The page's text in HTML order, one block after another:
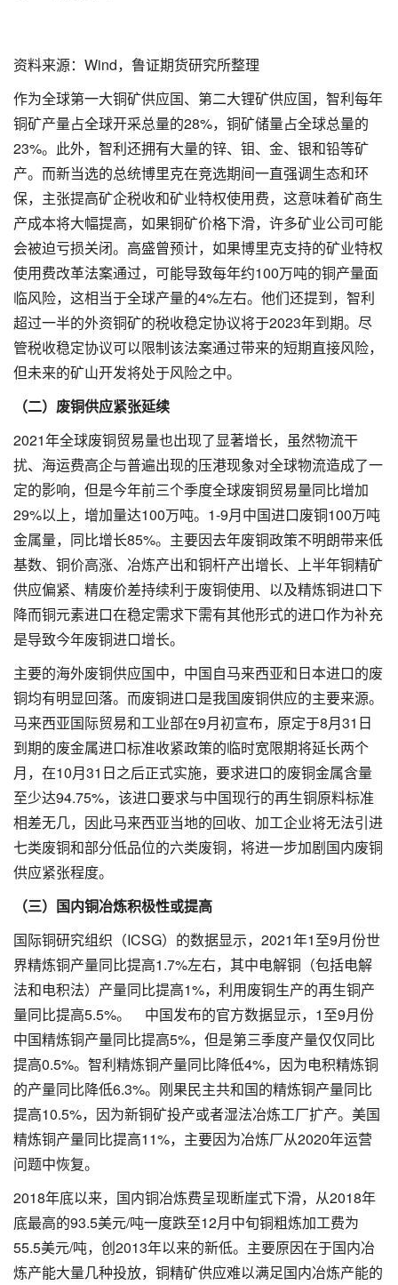
资料来源：Wind，鲁证期货研究所整理
作为全球第一大铜矿供应国、第二大锂矿供应国，智利每年
铜矿产量占全球开采总量的28%，铜矿储量占全球总量的
23%。此外，智利还拥有大量的锌、钼、金、银和铅等矿
产。而新当选的总统博里克在竞选期间一直强调生态和环
保，主张提高矿企税收和矿业特权使用费，这意味着矿商生
产成本将大幅提高，如果铜矿价格下滑，许多矿业公司可能
会被迫亏损关闭。高盛曾预计，如果博里克支持的矿业特权
使用费改革法案通过，可能导致每年约100万吨的铜产量面
临风险，这相当于全球产量的4%左右。他们还提到，智利
超过一半的外资铜矿的税收稳定协议将于2023年到期。尽
管税收稳定协议可以限制该法案通过带来的短期直接风险，
但未来的矿山开发将处于风险之中。
（二）废铜供应紧张延续
2021年全球废铜贸易量也出现了显著增长，虽然物流干
扰、海运费高企与普遍出现的压港现象对全球物流造成了一
定的影响，但是今年前三个季度全球废铜贸易量同比增加
29%以上，增加量达100万吨。1-9月中国进口废铜100万吨
金属量，同比增长85%。主要因去年废铜政策不明朗带来低
基数、铜价高涨、冶炼产出和铜杆产出增长、上半年铜精矿
供应偏紧、精废价差持续利于废铜使用、以及精炼铜进口下
降而铜元素进口在稳定需求下需有其他形式的进口作为补充
是导致今年废铜进口增长。
主要的海外废铜供应国中，中国自马来西亚和日本进口的废
铜均有明显回落。而废铜进口是我国废铜供应的主要来源。
马来西亚国际贸易和工业部在9月初宣布，原定于8月31日
到期的废金属进口标准收紧政策的临时宽限期将延长两个
月，在10月31日之后正式实施，要求进口的废铜金属含量
至少达94.75%，该进口要求与中国现行的再生铜原料标准
相差无几，因此马来西亚当地的回收、加工企业将无法引进
七类废铜和部分低品位的六类废铜，将进一步加剧国内废铜
供应紧张程度。
（三）国内铜冶炼积极性或提高
国际铜研究组织（ICSG）的数据显示，2021年1至9月份世
界精炼铜产量同比提高1.7%左右，其中电解铜（包括电解
法和电积法）产量同比提高1%，利用废铜生产的再生铜产
量同比提高5.5%。 中国发布的官方数据显示，1至9月份
中国精炼铜产量同比提高5%，但是第三季度产量仅仅同比
提高0.5%。智利精炼铜产量同比降低4%，因为电积精炼铜
的产量同比降低6.3%。刚果民主共和国的精炼铜产量同比
提高10.5%，因为新铜矿投产或者湿法冶炼工厂扩产。美国
精炼铜产量同比提高11%，主要因为冶炼厂从2020年运营
问题中恢复。
2018年底以来，国内铜冶炼费呈现断崖式下滑，从2018年
底最高的93.5美元/吨一度跌至12月中旬铜粗炼加工费为
55.5美元/吨，创2013年以来的新低。主要原因在于国内冶
炼产能大量几种投放，铜精矿供应难以满足国内冶炼产能的